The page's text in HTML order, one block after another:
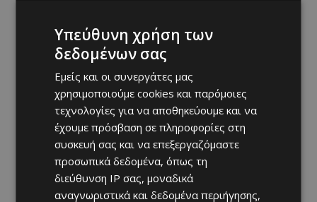
Υπεύθυνη χρήση των
δεδομένων σας
Εμείς και οι συνεργάτες μας
χρησιμοποιούμε cookies και παρόμοιες
τεχνολογίες για να αποθηκεύουμε και να
έχουμε πρόσβαση σε πληροφορίες στη
συσκευή σας και να επεξεργαζόμαστε
προσωπικά δεδομένα, όπως τη
διεύθυνση IP σας, μοναδικά
αναγνωριστικά και δεδομένα περιήγησης,